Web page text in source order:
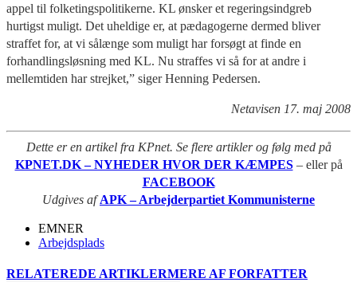
appel til folketingspolitikerne. KL ønsker et regeringsindgreb
hurtigst muligt. Det uheldige er, at pædagogerne dermed bliver
straffet for, at vi sålænge som muligt har forsøgt at finde en
forhandlingsløsning med KL. Nu straffes vi så for at andre i
mellemtiden har strejket,” siger Henning Pedersen.
Netavisen 17. maj 2008
Dette er en artikel fra KPnet. Se flere artikler og følg med på
KPNET.DK – NYHEDER HVOR DER KÆMPES – eller på
FACEBOOK
Udgives afAPK – Arbejderpartiet Kommunisterne
EMNER
Arbejdsplads
RELATEREDE ARTIKLERMERE AF FORFATTER